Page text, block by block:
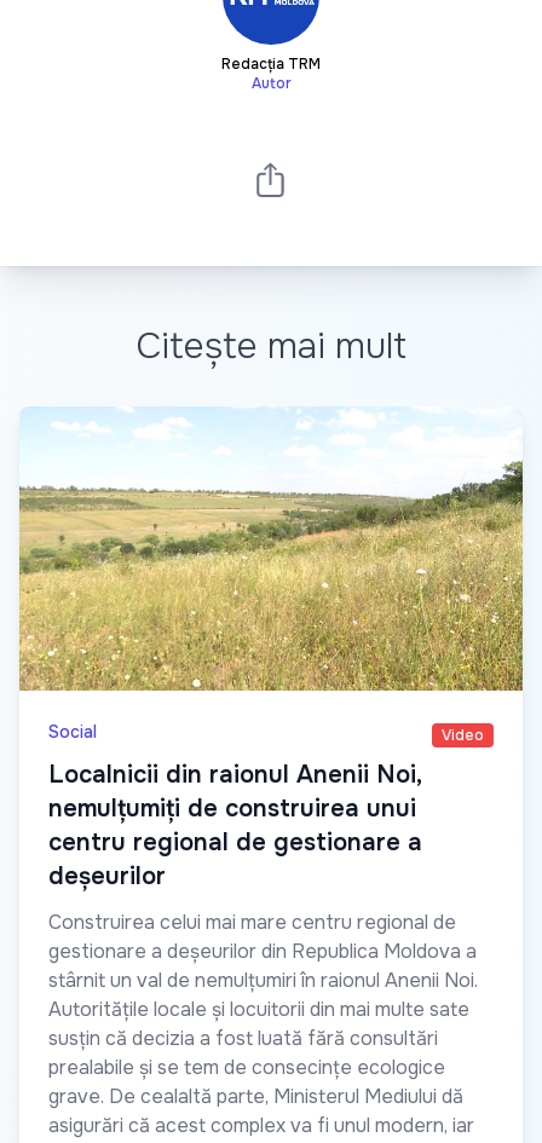
Redacția TRM
Autor
Citește mai mult
Social Video
Localnicii din raionul Anenii Noi,
nemulțumiți de construirea unui
centru regional de gestionare a
deșeurilor
Construirea celui mai mare centru regional de
gestionare a deșeurilor din Republica Moldova a
stârnit un val de nemulțumiri în raionul Anenii Noi.
Autoritățile locale și locuitorii din mai multe sate
susțin că decizia a fost luată fără consultări
prealabile și se tem de consecințe ecologice
grave. De cealaltă parte, Ministerul Mediului dă
asigurări că acest complex va fi unul modern, iar